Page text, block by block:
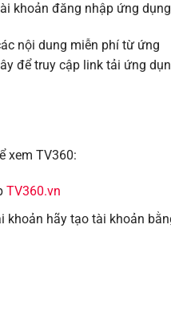
khoản đăng nhập ứng
nội dung miễn phí từ ứng
để truy cập link tải ứng
xem TV360:
TV360.vn
khoản hãy tạo tài khoản